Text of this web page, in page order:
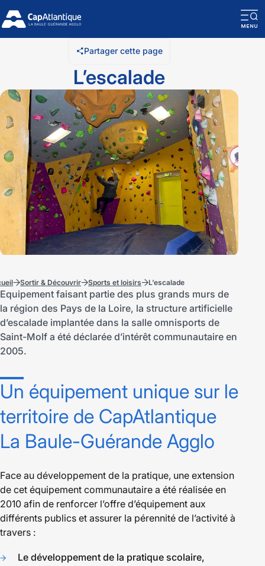
L’escalade
Partager cette page
Sortir & Découvrir Sports et loisirs L’escalade
Equipement faisant partie des plus grands murs de
la région des Pays de la Loire, la structure artificielle
d’escalade implantée dans la salle omnisports de
Saint-Molf a été déclarée d’intérêt communautaire en
2005.
Un équipement unique sur le
territoire de CapAtlantique
La Baule-Guérande Agglo
Face au développement de la pratique, une extension
de cet équipement communautaire a été réalisée en
2010 afin de renforcer l’offre d’équipement aux
différents publics et assurer la pérennité de l’activité à
travers :
Le développement de la pratique scolaire,